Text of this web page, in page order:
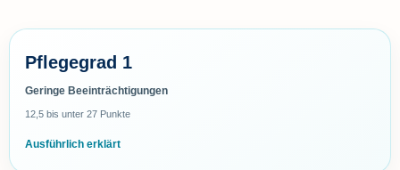
Pflegegrad 1
Geringe Beeinträchtigungen
12,5 bis unter 27 Punkte
Ausführlich erklärt